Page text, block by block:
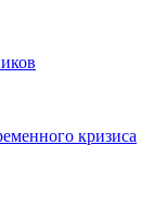
кризиса